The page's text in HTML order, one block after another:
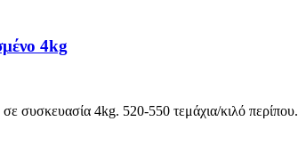
4kg
συσκευασία 4kg. 520-550 τεμάχια/κιλό περίπου.